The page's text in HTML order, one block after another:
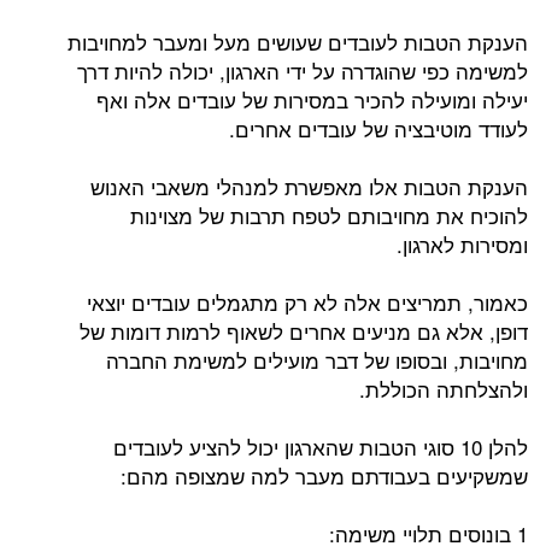
הענקת הטבות לעובדים שעושים מעל ומעבר למחויבות
למשימה כפי שהוגדרה על ידי הארגון, יכולה להיות דרך
יעילה ומועילה להכיר במסירות של עובדים אלה ואף
לעודד מוטיבציה של עובדים אחרים.
הענקת הטבות אלו מאפשרת למנהלי משאבי האנוש
להוכיח את מחויבותם לטפח תרבות של מצוינות
ומסירות לארגון.
כאמור, תמריצים אלה לא רק מתגמלים עובדים יוצאי
דופן, אלא גם מניעים אחרים לשאוף לרמות דומות של
מחויבות, ובסופו של דבר מועילים למשימת החברה
ולהצלחתה הכוללת.
להלן 10 סוגי הטבות שהארגון יכול להציע לעובדים
שמשקיעים בעבודתם מעבר למה שמצופה מהם:
1 בונוסים תלויי משימה: